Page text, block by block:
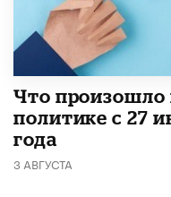
​Что произошло
политике с 27
года
3 АВГУСТА